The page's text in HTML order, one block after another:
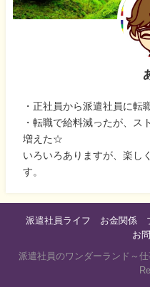
・正社員から派遣社員に転
・転職で給料減ったが、ス
増えた☆
いろいろありますが、楽し
す。
派遣社員ライフ お金関係
お
派遣社員のワンダーランド～